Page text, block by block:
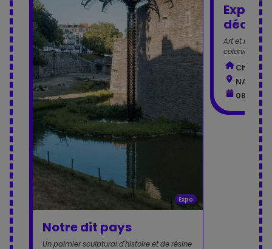
Expo
Notre dit pays
Un palmier sculptural d'histoire et de résine
Art et
coloniale
08 mai